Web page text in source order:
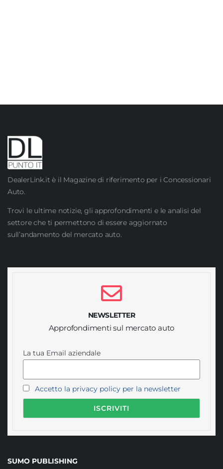
DealerLink.it è il Magazine di riferimento per i Concessionari
Auto.
Trovi le ultime notizie, gli approfondimenti e le analisi del
settore che ti permettono di essere aggiornato
sull’andamento del mercato auto.
NEWSLETTER
Approfondimenti sul mercato auto
La tua Email aziendale
Accetto la privacy policy per la newsletter
SUMO PUBLISHING